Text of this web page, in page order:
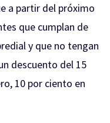
a partir del próximo
que cumplan de
y que no tengan
descuento del 15
10 por ciento en